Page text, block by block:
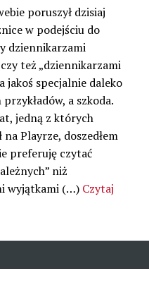
poruszył dzisiaj
w podejściu do
dziennikarzami
też „dziennikarzami
jakoś specjalnie daleko
a szkoda.
jedną z których
Playrze, doszedłem
preferuję czytać
niż
wyjątkami (…) Czytaj